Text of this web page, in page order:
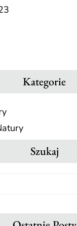
Kategorie
Szukaj